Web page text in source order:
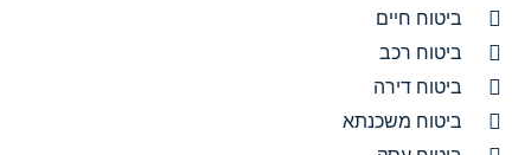
ביטוח חיים
ביטוח רכב
ביטוח דירה
ביטוח משכנתא